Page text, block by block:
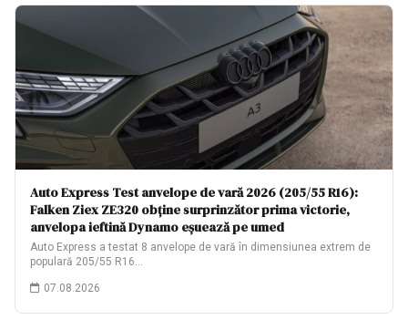
Auto Express Test anvelope de vară 2026 (205/55 R16):
Falken Ziex ZE320 obține surprinzător prima victorie,
anvelopa ieftină Dynamo eșuează pe umed
Auto Express a testat 8 anvelope de vară în dimensiunea extrem de
populară 205/55 R16…
07.08.2026